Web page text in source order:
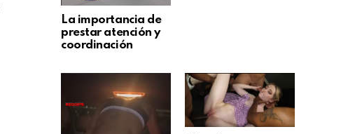
La importancia de
prestar atención y
coordinación